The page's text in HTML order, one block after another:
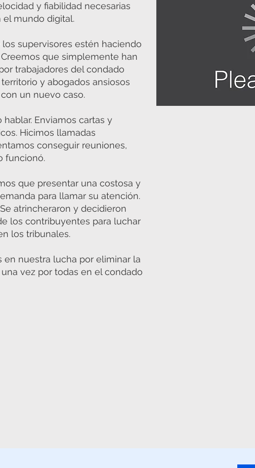
y fiabilidad necesarias
el mundo digital.
supervisores estén haciendo
que simplemente han
trabajadores del condado
y abogados ansiosos
un nuevo caso.
Enviamos cartas y
Hicimos llamadas
conseguir reuniones,
funcionó.
que presentar una costosa y
para llamar su atención.
atrincheraron y decidieron
los contribuyentes para luchar
los tribunales.
en nuestra lucha por eliminar la
vez por todas en el condado